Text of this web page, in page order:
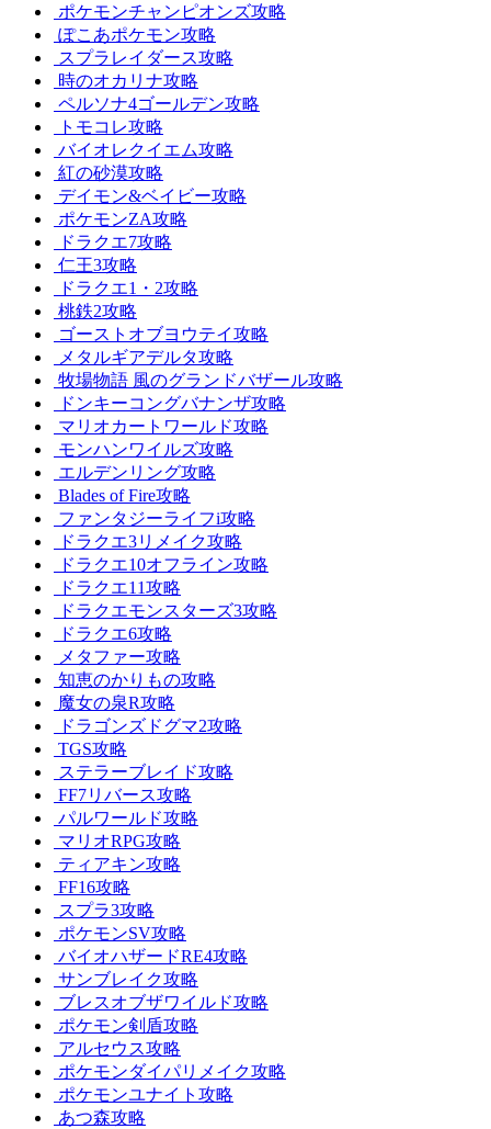
ポケモンチャンピオンズ攻略
ぽこあポケモン攻略
スプラレイダース攻略
時のオカリナ攻略
ペルソナ4ゴールデン攻略
トモコレ攻略
バイオレクイエム攻略
紅の砂漠攻略
デイモン&ベイビー攻略
ポケモンZA攻略
ドラクエ7攻略
仁王3攻略
ドラクエ1・2攻略
桃鉄2攻略
ゴーストオブヨウテイ攻略
メタルギアデルタ攻略
牧場物語 風のグランドバザール攻略
ドンキーコングバナンザ攻略
マリオカートワールド攻略
モンハンワイルズ攻略
エルデンリング攻略
Blades of Fire攻略
ファンタジーライフi攻略
ドラクエ3リメイク攻略
ドラクエ10オフライン攻略
ドラクエ11攻略
ドラクエモンスターズ3攻略
ドラクエ6攻略
メタファー攻略
知恵のかりもの攻略
魔女の泉R攻略
ドラゴンズドグマ2攻略
TGS攻略
ステラーブレイド攻略
FF7リバース攻略
パルワールド攻略
マリオRPG攻略
ティアキン攻略
FF16攻略
スプラ3攻略
ポケモンSV攻略
バイオハザードRE4攻略
サンブレイク攻略
ブレスオブザワイルド攻略
ポケモン剣盾攻略
アルセウス攻略
ポケモンダイパリメイク攻略
ポケモンユナイト攻略
あつ森攻略